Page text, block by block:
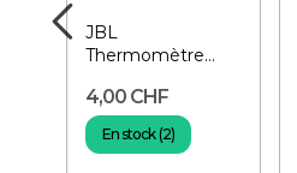
JBL
Thermomètre
4,00 CHF
En stock (2)